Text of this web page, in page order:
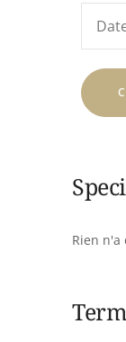
Rien n'a